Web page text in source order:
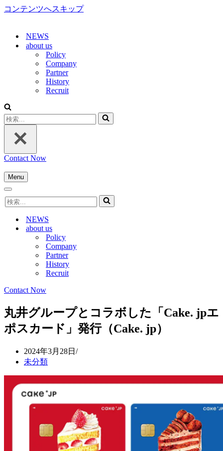
コンテンツへスキップ
NEWS
about us
Policy
Company
Partner
History
Recruit
検
索...
Contact Now
Menu
ナ
ゲ
シ
ョ
ナ
ビ
検
索...
NEWS
about us
Policy
Company
Partner
History
Recruit
Contact Now
丸井グループとコラボした「Cake. jpエ
ポスカード」発行（Cake. jp）
2024年3月28日
未分類